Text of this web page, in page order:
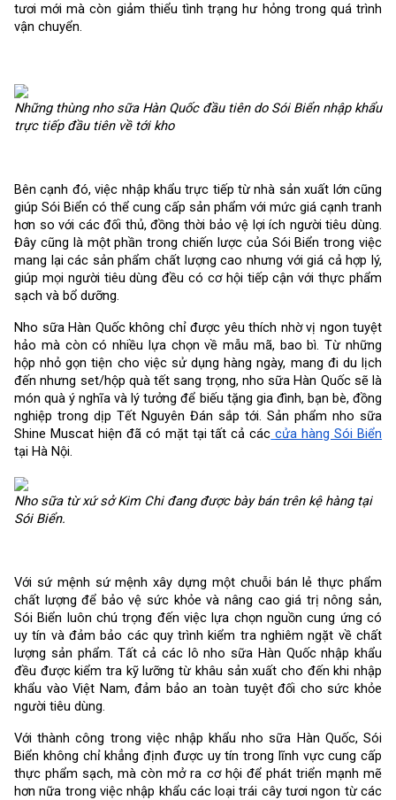
tươi mới mà còn giảm thiểu tình trạng hư hỏng trong quá trình
vận chuyển.
Những thùng nho sữa Hàn Quốc đầu tiên do Sói Biển nhập khẩu
trực tiếp đầu tiên về tới kho
Bên cạnh đó, việc nhập khẩu trực tiếp từ nhà sản xuất lớn cũng
giúp Sói Biển có thể cung cấp sản phẩm với mức giá cạnh tranh
hơn so với các đối thủ, đồng thời bảo vệ lợi ích người tiêu dùng.
Đây cũng là một phần trong chiến lược của Sói Biển trong việc
mang lại các sản phẩm chất lượng cao nhưng với giá cả hợp lý,
giúp mọi người tiêu dùng đều có cơ hội tiếp cận với thực phẩm
sạch và bổ dưỡng.
Nho sữa Hàn Quốc không chỉ được yêu thích nhờ vị ngon tuyệt
hảo mà còn có nhiều lựa chọn về mẫu mã, bao bì. Từ những
hộp nhỏ gọn tiện cho việc sử dụng hàng ngày, mang đi du lịch
đến nhưng set/hộp quà tết sang trọng, nho sữa Hàn Quốc sẽ là
món quà ý nghĩa và lý tưởng để biếu tặng gia đình, bạn bè, đồng
nghiệp trong dịp Tết Nguyên Đán sắp tới. Sản phẩm nho sữa
Shine Muscat hiện đã có mặt tại tất cả các cửa hàng Sói Biển
tại Hà Nội.
Nho sữa từ xứ sở Kim Chi đang được bày bán trên kệ hàng tại
Sói Biển.
Với sứ mệnh sứ mệnh xây dựng một chuỗi bán lẻ thực phẩm
chất lượng để bảo vệ sức khỏe và nâng cao giá trị nông sản,
Sói Biển luôn chú trọng đến việc lựa chọn nguồn cung ứng có
uy tín và đảm bảo các quy trình kiểm tra nghiêm ngặt về chất
lượng sản phẩm. Tất cả các lô nho sữa Hàn Quốc nhập khẩu
đều được kiểm tra kỹ lưỡng từ khâu sản xuất cho đến khi nhập
khẩu vào Việt Nam, đảm bảo an toàn tuyệt đối cho sức khỏe
người tiêu dùng.
Với thành công trong việc nhập khẩu nho sữa Hàn Quốc, Sói
Biển không chỉ khẳng định được uy tín trong lĩnh vực cung cấp
thực phẩm sạch, mà còn mở ra cơ hội để phát triển mạnh mẽ
hơn nữa trong việc nhập khẩu các loại trái cây tươi ngon từ các